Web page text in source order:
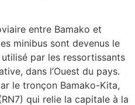
entre Bamako et
minibus sont devenus le
par les ressortissants
dans l’Ouest du pays.
le tronçon Bamako-Kita,
qui relie la capitale à la